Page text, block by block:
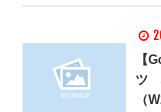
【
ツ
（